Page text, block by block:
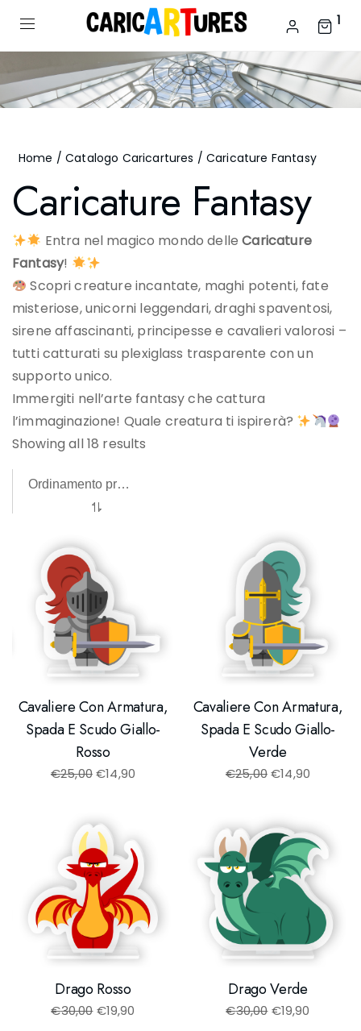
1
Home /Catalogo Caricartures / Caricature Fantasy
Caricature Fantasy
Entra nel magico mondo delleCaricature
Fantasy!
Scopri creature incantate, maghi potenti, fate
misteriose, unicorni leggendari, draghi spaventosi,
sirene affascinanti, principesse e cavalieri valorosi –
tutti catturati su plexiglass trasparente con un
supporto unico.
Immergiti nell’arte fantasy che cattura
l’immaginazione! Quale creatura ti ispirerà?
Showing all 18 results
Cavaliere Con Armatura,
Spada E Scudo Giallo-
Rosso
€25,00€14,90
Cavaliere Con Armatura,
Spada E Scudo Giallo-
Verde
€25,00€14,90
Drago Rosso
€30,00 €19,90
Drago Verde
€30,00 €19,90